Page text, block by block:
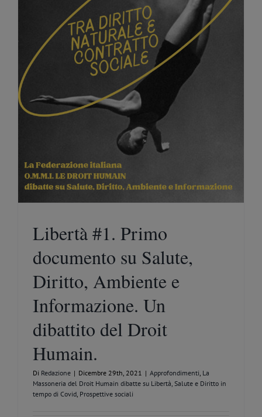
Libertà #1. Primo
documento su Salute,
Diritto, Ambiente e
Informazione. Un
dibattito del Droit
Humain.
Di Redazione | Dicembre 29th, 2021 | Approfondimenti, La
Massoneria del Droit Humain dibatte su Libertà, Salute e Diritto in
tempo di Covid, Prospettive sociali